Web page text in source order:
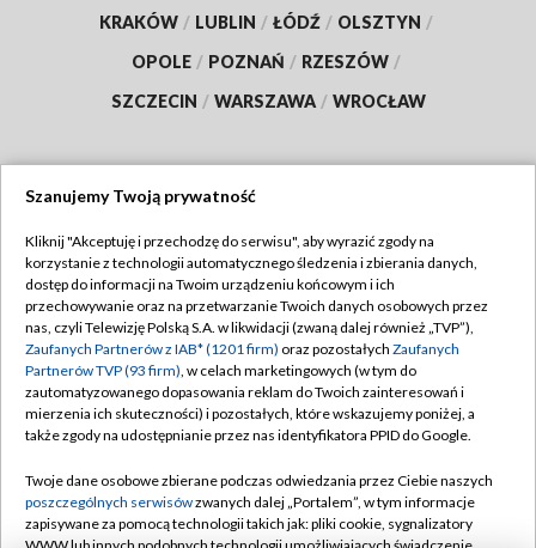
KRAKÓW / LUBLIN / ŁÓDŹ / OLSZTYN /
OPOLE / POZNAŃ / RZESZÓW /
SZCZECIN / WARSZAWA / WROCŁAW
TVP
Abonament TVP
Emisja w TVP
Centrum informacji TVP
Naziemna Telewizja Cyfrowa
Rada Programowa
System NOS
Regulamin TVP
Polityka prywatności
Moje zgody
Pomoc
Kontakt
Szanujemy Twoją prywatność
Kliknij "Akceptuję i przechodzę do serwisu", aby wyrazić zgody na
korzystanie z technologii automatycznego śledzenia i zbierania danych,
dostęp do informacji na Twoim urządzeniu końcowym i ich
przechowywanie oraz na przetwarzanie Twoich danych osobowych przez
nas, czyli Telewizję Polską S.A. w likwidacji (zwaną dalej również „TVP”),
Zaufanych Partnerów z IAB* (1201 firm) oraz pozostałych Zaufanych
Partnerów TVP (93 firm), w celach marketingowych (w tym do
zautomatyzowanego dopasowania reklam do Twoich zainteresowań i
mierzenia ich skuteczności) i pozostałych, które wskazujemy poniżej, a
także zgody na udostępnianie przez nas identyfikatora PPID do Google.
Twoje dane osobowe zbierane podczas odwiedzania przez Ciebie naszych
poszczególnych serwisówzwanych dalej „Portalem”, w tym informacje
zapisywane za pomocą technologii takich jak: pliki cookie, sygnalizatory